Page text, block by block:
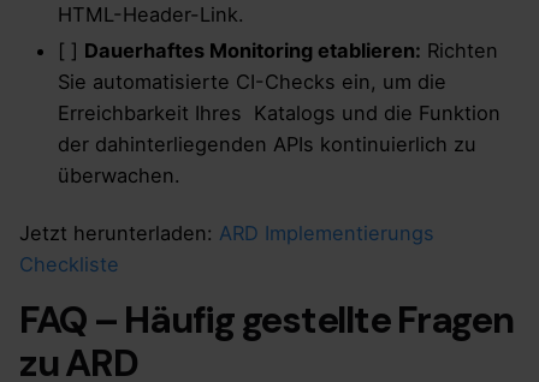
HTML-Header-Link.
[ ] Dauerhaftes Monitoring etablieren: Richten
Sie automatisierte CI-Checks ein, um die
Erreichbarkeit Ihres Katalogs und die Funktion
der dahinterliegenden APIs kontinuierlich zu
überwachen.
Jetzt herunterladen: ARD Implementierungs
Checkliste
FAQ – Häufig gestellte Fragen
zu ARD